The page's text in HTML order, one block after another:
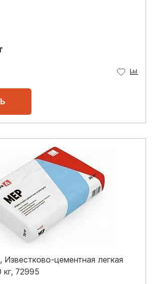
Известково-цементная легкая
кг, 72995